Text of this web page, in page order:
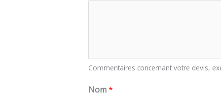
Commentaires concernant votre devis,
Nom*